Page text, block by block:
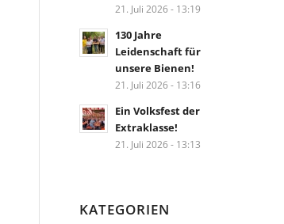
21. Juli 2026 - 13:19
130 Jahre
Leidenschaft für
unsere Bienen!
21. Juli 2026 - 13:16
Ein Volksfest der
Extraklasse!
21. Juli 2026 - 13:13
KATEGORIEN